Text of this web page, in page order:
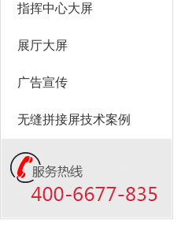
指挥中心大屏
展厅大屏
广告宣传
无缝拼接屏技术案例